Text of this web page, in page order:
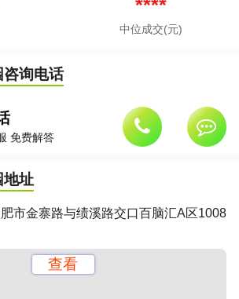
****
中位成交(元)
咨询电话
免费解答
地址
市金寨路与绩溪路交口百脑汇A区1008
查看